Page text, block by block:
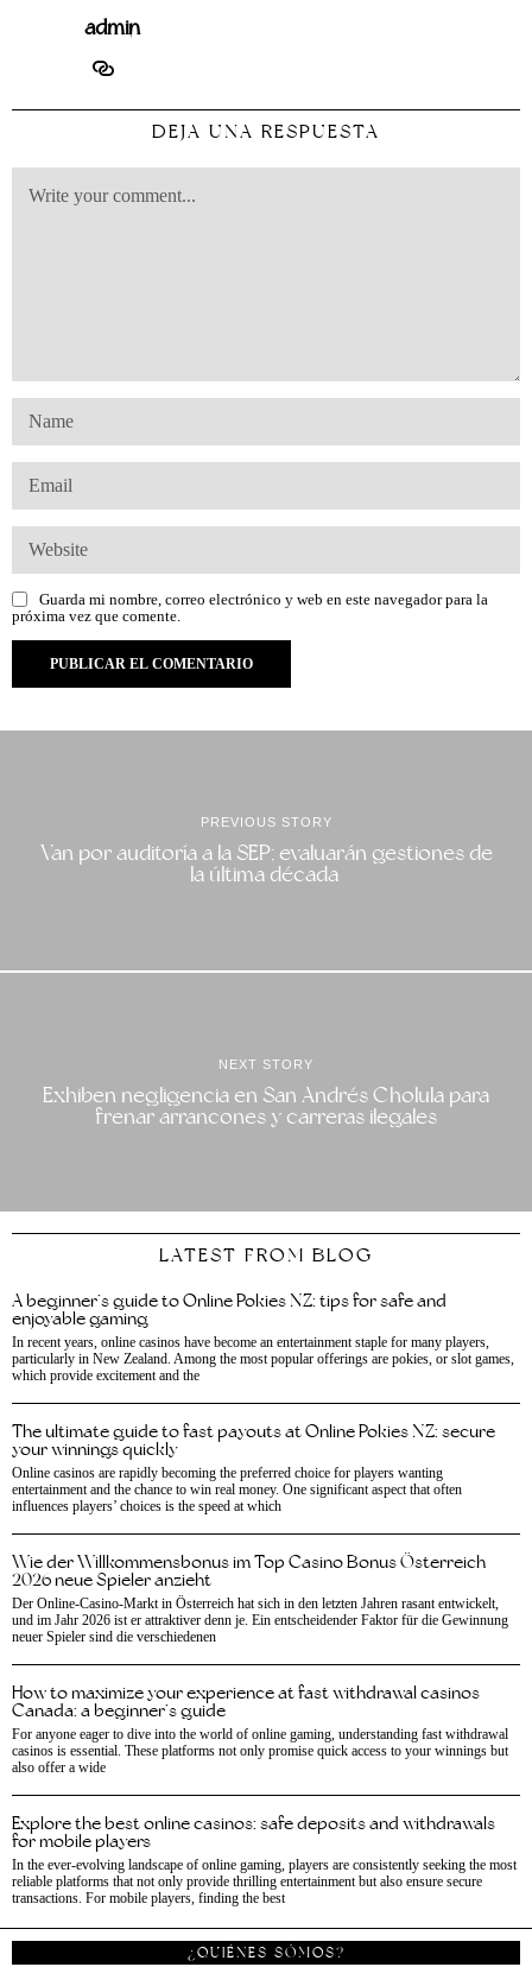
admin
DEJA UNA RESPUESTA
Guarda mi nombre, correo electrónico y web en este navegador para la
próxima vez que comente.
PREVIOUS STORY
Van por auditoría a la SEP; evaluarán gestiones de
la última década
NEXT STORY
Exhiben negligencia en San Andrés Cholula para
frenar arrancones y carreras ilegales
LATEST FROM BLOG
A beginner’s guide to Online Pokies NZ: tips for safe and
enjoyable gaming
In recent years, online casinos have become an entertainment staple for many players,
particularly in New Zealand. Among the most popular offerings are pokies, or slot games,
which provide excitement and the
The ultimate guide to fast payouts at Online Pokies NZ: secure
your winnings quickly
Online casinos are rapidly becoming the preferred choice for players wanting
entertainment and the chance to win real money. One significant aspect that often
influences players’ choices is the speed at which
Wie der Willkommensbonus im Top Casino Bonus Österreich
2026 neue Spieler anzieht
Der Online-Casino-Markt in Österreich hat sich in den letzten Jahren rasant entwickelt,
und im Jahr 2026 ist er attraktiver denn je. Ein entscheidender Faktor für die Gewinnung
neuer Spieler sind die verschiedenen
How to maximize your experience at fast withdrawal casinos
Canada: a beginner’s guide
For anyone eager to dive into the world of online gaming, understanding fast withdrawal
casinos is essential. These platforms not only promise quick access to your winnings but
also offer a wide
Explore the best online casinos: safe deposits and withdrawals
for mobile players
In the ever-evolving landscape of online gaming, players are consistently seeking the most
reliable platforms that not only provide thrilling entertainment but also ensure secure
transactions. For mobile players, finding the best
¿QUIÉNES SÓMOS?